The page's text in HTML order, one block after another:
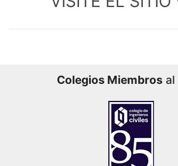
Colegios Miembros al